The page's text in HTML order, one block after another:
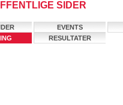
SIDER
EVENTS
RESULTATER